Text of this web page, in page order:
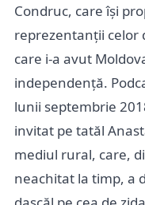
Condruc, care își
reprezentanții celor
care i-a avut
independență.
lunii septembrie
invitat pe tatăl
mediul rural, care,
neachitat la timp, a